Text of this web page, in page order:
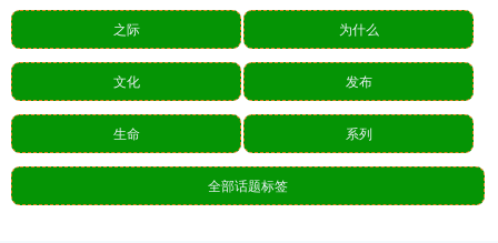
之际 为什么
文化 发布
生命 系列
全部话题标签